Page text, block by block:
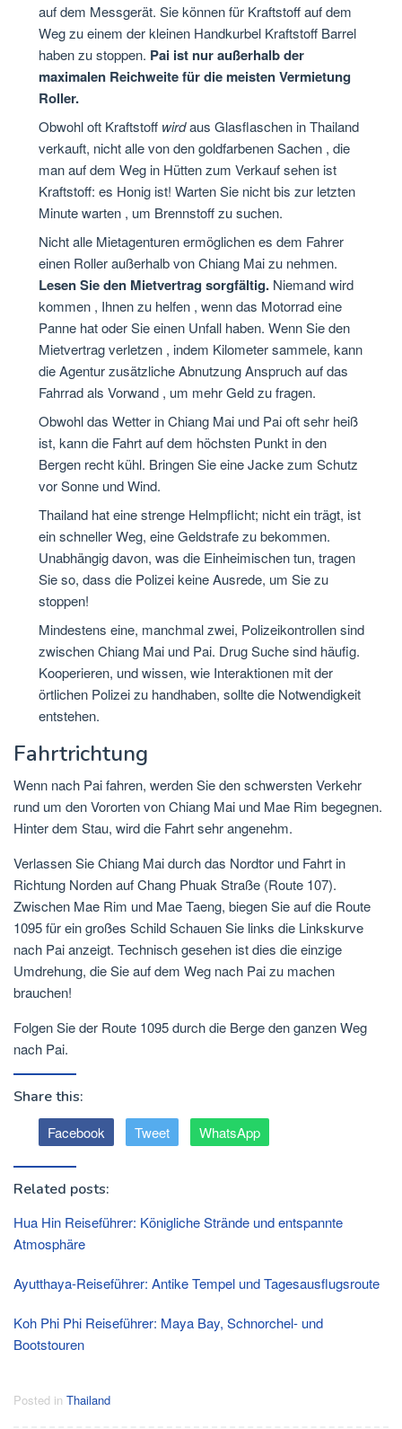
auf dem Messgerät. Sie können für Kraftstoff auf dem
Weg zu einem der kleinen Handkurbel Kraftstoff Barrel
haben zu stoppen. Pai ist nur außerhalb der
maximalen Reichweite für die meisten Vermietung
Roller.
Obwohl oft Kraftstoff wirdaus Glasflaschen in Thailand
verkauft, nicht alle von den goldfarbenen Sachen , die
man auf dem Weg in Hütten zum Verkauf sehen ist
Kraftstoff: es Honig ist! Warten Sie nicht bis zur letzten
Minute warten , um Brennstoff zu suchen.
Nicht alle Mietagenturen ermöglichen es dem Fahrer
einen Roller außerhalb von Chiang Mai zu nehmen.
Lesen Sie den Mietvertrag sorgfältig. Niemand wird
kommen , Ihnen zu helfen , wenn das Motorrad eine
Panne hat oder Sie einen Unfall haben. Wenn Sie den
Mietvertrag verletzen , indem Kilometer sammele, kann
die Agentur zusätzliche Abnutzung Anspruch auf das
Fahrrad als Vorwand , um mehr Geld zu fragen.
Obwohl das Wetter in Chiang Mai und Pai oft sehr heiß
ist, kann die Fahrt auf dem höchsten Punkt in den
Bergen recht kühl. Bringen Sie eine Jacke zum Schutz
vor Sonne und Wind.
Thailand hat eine strenge Helmpflicht; nicht ein trägt, ist
ein schneller Weg, eine Geldstrafe zu bekommen.
Unabhängig davon, was die Einheimischen tun, tragen
Sie so, dass die Polizei keine Ausrede, um Sie zu
stoppen!
Mindestens eine, manchmal zwei, Polizeikontrollen sind
zwischen Chiang Mai und Pai. Drug Suche sind häufig.
Kooperieren, und wissen, wie Interaktionen mit der
örtlichen Polizei zu handhaben, sollte die Notwendigkeit
entstehen.
Fahrtrichtung
Wenn nach Pai fahren, werden Sie den schwersten Verkehr
rund um den Vororten von Chiang Mai und Mae Rim begegnen.
Hinter dem Stau, wird die Fahrt sehr angenehm.
Verlassen Sie Chiang Mai durch das Nordtor und Fahrt in
Richtung Norden auf Chang Phuak Straße (Route 107).
Zwischen Mae Rim und Mae Taeng, biegen Sie auf die Route
1095 für ein großes Schild Schauen Sie links die Linkskurve
nach Pai anzeigt. Technisch gesehen ist dies die einzige
Umdrehung, die Sie auf dem Weg nach Pai zu machen
brauchen!
Folgen Sie der Route 1095 durch die Berge den ganzen Weg
nach Pai.
Share this:
Facebook Tweet WhatsApp
Related posts:
Hua Hin Reiseführer: Königliche Strände und entspannte
Atmosphäre
Ayutthaya-Reiseführer: Antike Tempel und Tagesausflugsroute
Koh Phi Phi Reiseführer: Maya Bay, Schnorchel- und
Bootstouren
Posted in Thailand